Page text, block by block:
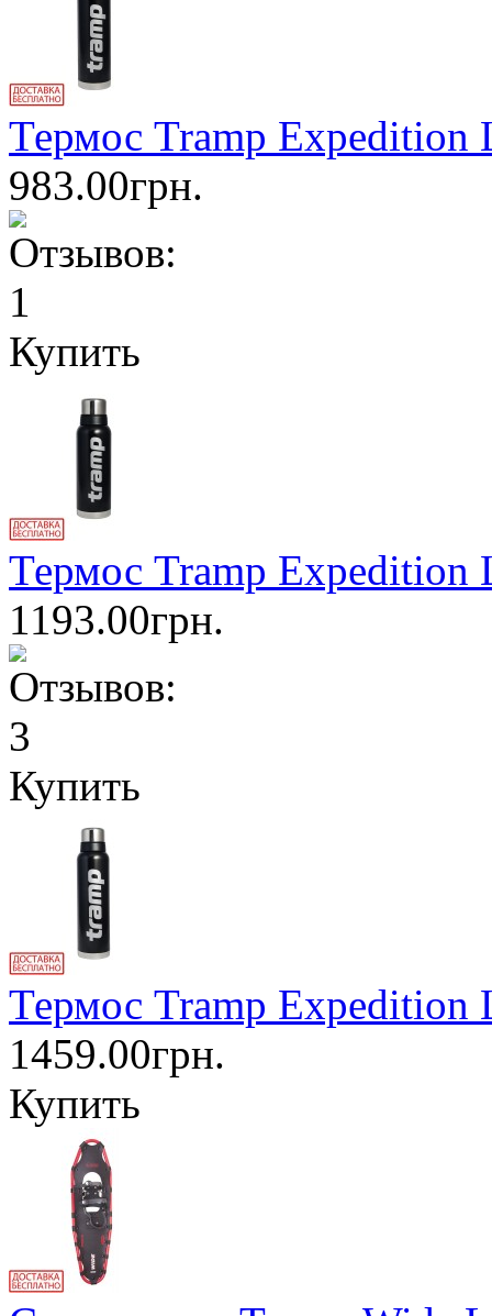
Термос Tramp Expedition
983.00грн.
Купить
Термос Tramp Expedition
1193.00грн.
Купить
Термос Tramp Expedition
1459.00грн.
Купить